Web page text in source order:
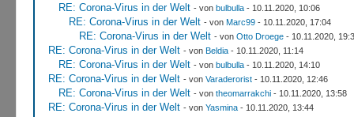
RE: Corona-Virus in der Welt - von bulbulla- 10.11.2020, 10:06
RE: Corona-Virus in der Welt - von Marc99- 10.11.2020, 17:04
RE: Corona-Virus in der Welt - von Otto Droege- 10.11.2020,
RE: Corona-Virus in der Welt - von Beldia- 10.11.2020, 11:14
RE: Corona-Virus in der Welt - von bulbulla- 10.11.2020, 14:10
RE: Corona-Virus in der Welt - von Varaderorist- 10.11.2020, 12:46
RE: Corona-Virus in der Welt - von theomarrakchi- 10.11.2020, 13:58
RE: Corona-Virus in der Welt - von Yasmina- 10.11.2020, 13:44